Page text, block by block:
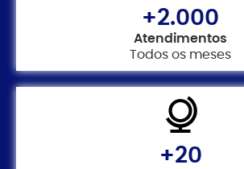
+2.000
Atendimentos
Todos os meses
+20